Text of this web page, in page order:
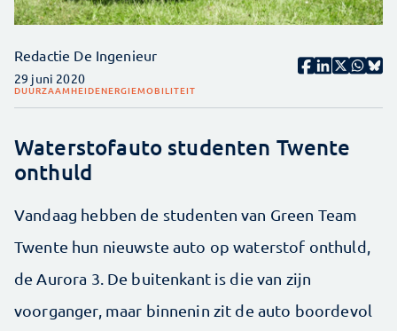
Redactie De Ingenieur
29 juni 2020
DUURZAAMHEIDENERGIEMOBILITEIT
Waterstofauto studenten Twente
onthuld
Vandaag hebben de studenten van Green Team
Twente hun nieuwste auto op waterstof onthuld,
de Aurora 3. De buitenkant is die van zijn
voorganger, maar binnenin zit de auto boordevol